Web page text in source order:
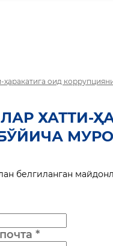
ҳаракатига оид
ХАТТИ-
белгиланган
*